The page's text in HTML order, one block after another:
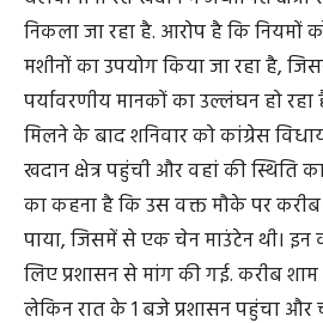
निकला जा रहा है. आरोप है कि नियमों
मशीनों का उपयोग किया जा रहा है,
पर्यावरणीय मानकों का उल्लंघन हो
मिलने के बाद शनिवार को कांग्रेस
खदान क्षेत्र पहुंची और वहां की स्थिति
का कहना है कि उस वक्त मौके पर करीब
पाया, जिसमें से एक चेन माउंटेन थी। इन
लिए प्रशासन से मांग की गई. करीब
लेकिन रात के 1 बजे प्रशासन पहुंचा और